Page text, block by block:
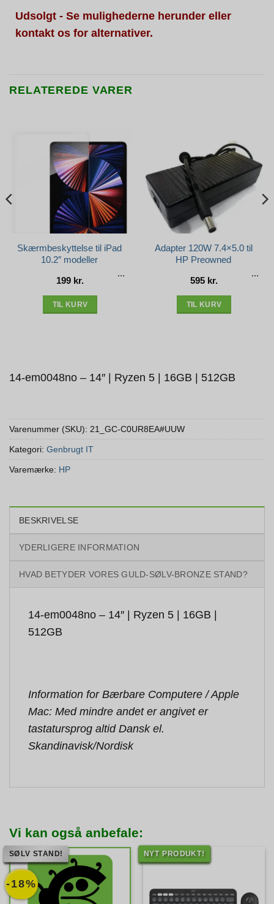
Udsolgt - Se mulighederne herunder eller
kontakt os for alternativer.
RELATEREDE VARER
Skærmbeskyttelse til iPad
10.2″ modeller
199 kr.
TIL KURV
Adapter 120W 7.4×5.0 til
HP Preowned
595 kr.
TIL KURV
14-em0048no – 14″ | Ryzen 5 | 16GB | 512GB
Varenummer (SKU): 21_GC-C0UR8EA#UUW
Kategori: Genbrugt IT
Varemærke: HP
BESKRIVELSE
YDERLIGERE INFORMATION
HVAD BETYDER VORES GULD-SØLV-BRONZE STAND?
14-em0048no – 14″ | Ryzen 5 | 16GB |
512GB
Information for Bærbare Computere / Apple
Mac: Med mindre andet er angivet er
tastatursprog altid Dansk el.
Skandinavisk/Nordisk
Vi kan også anbefale:
-18%
SØLV STAND! NYT PRODUKT!